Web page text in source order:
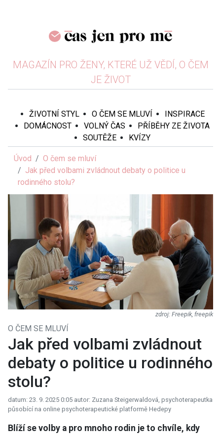
MAGAZÍN PRO ŽENY, KTERÉ UŽ VĚDÍ, O ČEM
JE ŽIVOT
ŽIVOTNÍ STYL O ČEM SE MLUVÍ
INSPIRACE
DOMÁCNOST
VOLNÝ ČAS
PŘÍBĚHY ZE ŽIVOTA
SOUTĚŽE
KVÍZY
Úvod
O čem se mluví
Jak před volbami zvládnout debaty o politice u
rodinného stolu?
Freepik, freepik
O ČEM SE MLUVÍ
Jak před volbami zvládnout
debaty o politice u rodinného
stolu?
datum: 23. 9. 2025 0:05 autor: Zuzana Steigerwaldová, psychoterapeutka
působící na online psychoterapeutické platformě Hedepy
Blíží se volby a pro mnoho rodin je to chvíle, kdy